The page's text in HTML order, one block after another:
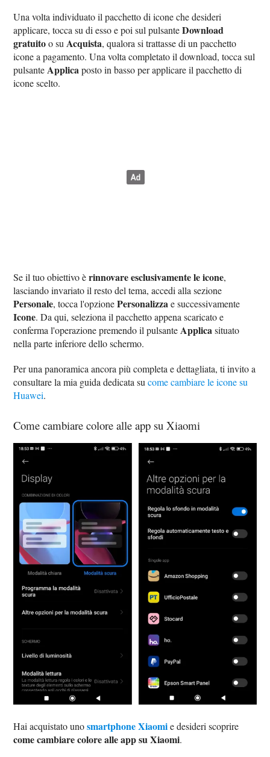
Una volta individuato il pacchetto di icone che desideri
applicare, tocca su di esso e poi sul pulsanteDownload
gratuitoo su Acquista, qualora si trattasse di un pacchetto
icone a pagamento. Una volta completato il download, tocca sul
pulsante Applicaposto in basso per applicare il pacchetto di
icone scelto.
Se il tuo obiettivo èrinnovare esclusivamente le icone,
lasciando invariato il resto del tema, accedi alla sezione
Personale, tocca l'opzionePersonalizzae successivamente
Icone. Da qui, seleziona il pacchetto appena scaricato e
conferma l'operazione premendo il pulsante Applicasituato
nella parte inferiore dello schermo.
Per una panoramica ancora più completa e dettagliata, ti invito a
consultare la mia guida dedicata sucome cambiare le icone su
Huawei.
Come cambiare colore alle app su Xiaomi
Hai acquistato unosmartphone Xiaomie desideri scoprire
come cambiare colore alle app su Xiaomi.